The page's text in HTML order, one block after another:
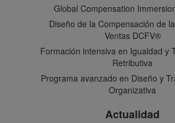
Global Compensation
Diseño de la Compensación de
Ventas DCFV®
Formación intensiva en Igualdad y
Retributiva
Programa avanzado en Diseño y
Organizativa
Actualidad